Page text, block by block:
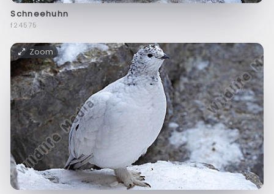
Schneehuhn
f24575
Zoom